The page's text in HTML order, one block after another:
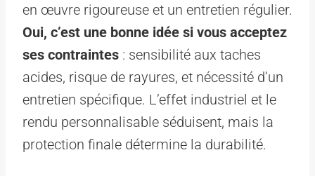
en œuvre rigoureuse et un entretien régulier.
Oui, c’est une bonne idée si vous acceptez
ses contraintes : sensibilité aux taches
acides, risque de rayures, et nécessité d’un
entretien spécifique. L’effet industriel et le
rendu personnalisable séduisent, mais la
protection finale détermine la durabilité.